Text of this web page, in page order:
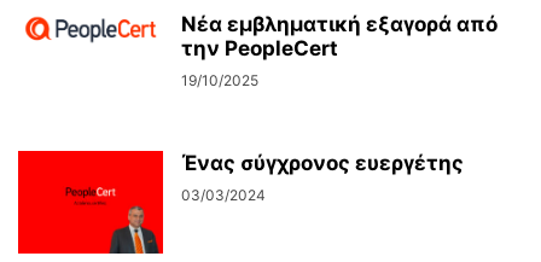
Νέα εμβληματική εξαγορά από
την PeopleCert
19/10/2025
Ένας σύγχρονος ευεργέτης
03/03/2024